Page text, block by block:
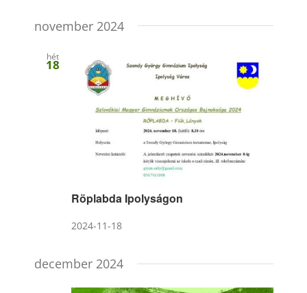
választás
kiválasztása.
november 2024
hét
18
Röplabda Ipolyságon
2024-11-18
december 2024